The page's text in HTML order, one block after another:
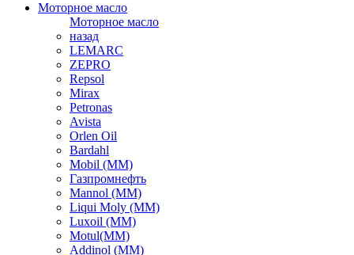
Моторное масло
Моторное масло
назад
LEMARC
ZEPRO
Repsol
Mirax
Petronas
Avista
Orlen Oil
Bardahl
Mobil (ММ)
Газпромнефть
Mannol (ММ)
Liqui Moly (ММ)
Luxoil (ММ)
Motul(ММ)
Addinol (ММ)